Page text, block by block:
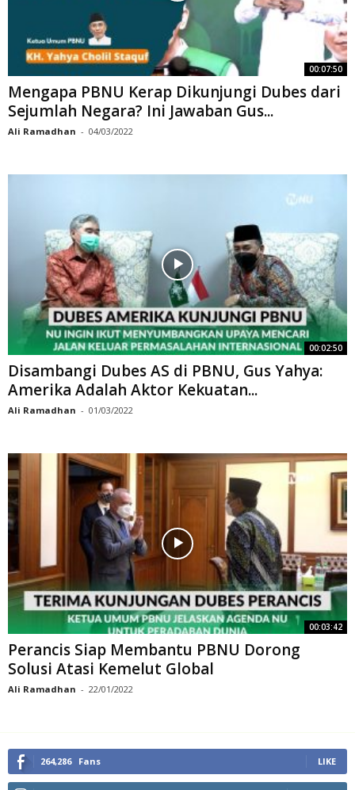
00:07:50
Mengapa PBNU Kerap Dikunjungi Dubes dari
Sejumlah Negara? Ini Jawaban Gus...
Ali Ramadhan - 04/03/2022
00:02:50
Disambangi Dubes AS di PBNU, Gus Yahya:
Amerika Adalah Aktor Kekuatan...
Ali Ramadhan - 01/03/2022
00:03:42
Perancis Siap Membantu PBNU Dorong
Solusi Atasi Kemelut Global
Ali Ramadhan - 22/01/2022
264,286 Fans LIKE